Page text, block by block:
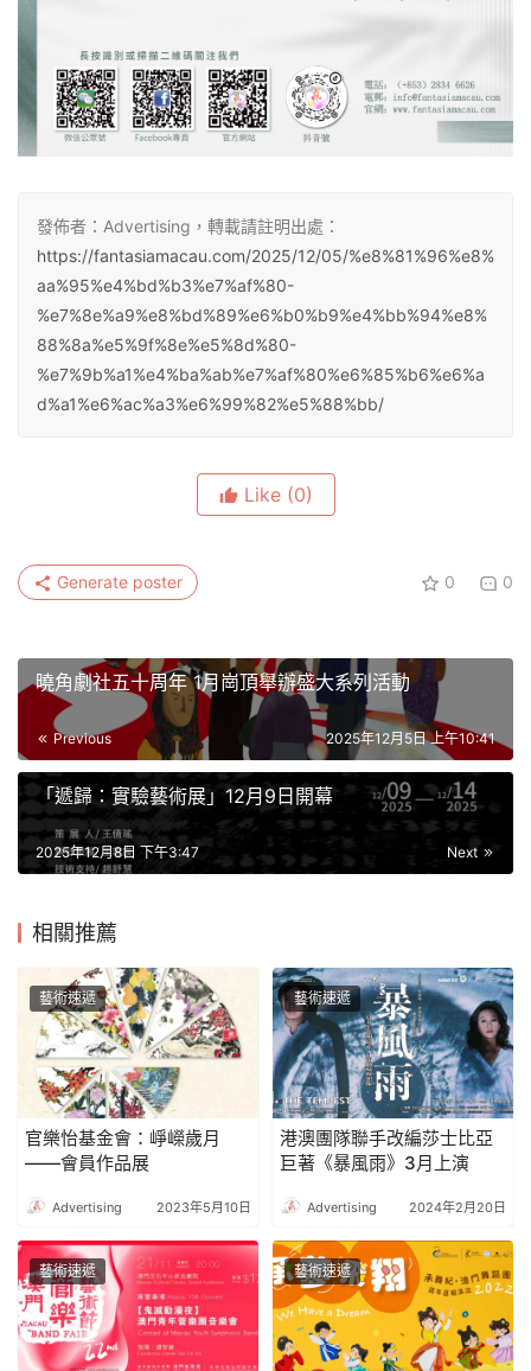
發佈者：Advertising，轉載請註明出處：
https://fantasiamacau.com/2025/12/05/%e8%81%96%e8%
aa%95%e4%bd%b3%e7%af%80-
%e7%8e%a9%e8%bd%89%e6%b0%b9%e4%bb%94%e8%
88%8a%e5%9f%8e%e5%8d%80-
%e7%9b%a1%e4%ba%ab%e7%af%80%e6%85%b6%e6%a
d%a1%e6%ac%a3%e6%99%82%e5%88%bb/
Like (0)
0 0
Generate poster
曉角劇社五十周年 1月崗頂舉辦盛大系列活動
Previous 2025年12月5日 上午10:41
「遞歸：實驗藝術展」12月9日開幕
Next
2025年12月8日 下午3:47
相關推薦
藝術速遞
官樂怡基金會：崢嶸歲月
——會員作品展
Advertising 2023年5月10日
藝術速遞
港澳團隊聯手改編莎士比亞
巨著《暴風雨》3月上演
Advertising 2024年2月20日
藝術速遞 藝術速遞